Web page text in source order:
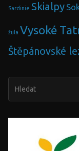
Sardinie Skialpy
žula Vysoké
Štěpánovské